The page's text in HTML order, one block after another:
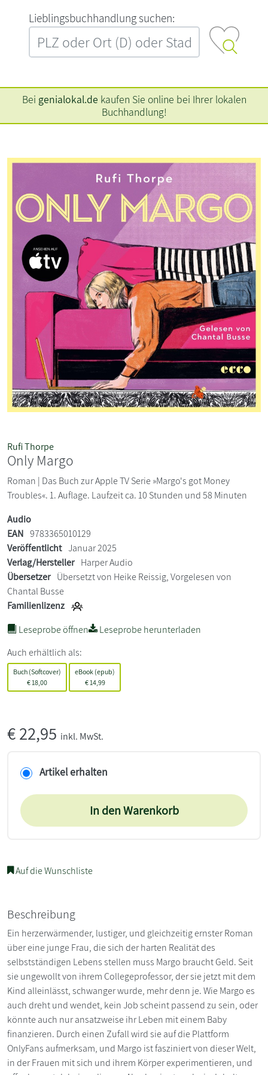
L‍i‍e‍b‍l‍i‍n‍g‍s‍b‍u‍c‍h‍h‍a‍n‍d‍l‍u‍n‍g‍ ‍s‍u‍c‍h‍e‍n‍:‍
Bei genialokal.de kaufen Sie online bei Ihrer lokalen
Buchhandlung!
Rufi Thorpe
Only Margo
Roman | Das Buch zur Apple TV Serie »Margo's got Money
Troubles«. 1. Auflage. Laufzeit ca. 10 Stunden und 58 Minuten
Audio
EAN 9783365010129
Veröffentlicht Januar 2025
Verlag/Hersteller Harper Audio
Übersetzer Übersetzt von Heike Reissig, Vorgelesen von
Chantal Busse
Familienlizenz
Leseprobe öffnen
Leseprobe herunterladen
Auch erhältlich als:
Buch (Softcover)
€ 18,00
eBook (epub)
€14,99
€22,95 inkl. MwSt.
Artikel erhalten
In den Warenkorb
Auf die Wunschliste
Beschreibung
Ein herzerwärmender, lustiger, und gleichzeitig ernster Roman
über eine junge Frau, die sich der harten Realität des
selbstständigen Lebens stellen muss Margo braucht Geld. Seit
sie ungewollt von ihrem Collegeprofessor, der sie jetzt mit dem
Kind alleinlässt, schwanger wurde, mehr denn je. Wie Margo es
auch dreht und wendet, kein Job scheint passend zu sein, oder
könnte auch nur ansatzweise ihr Leben mit einem Baby
finanzieren. Durch einen Zufall wird sie auf die Plattform
OnlyFans aufmerksam, und Margo ist fasziniert von dieser Welt,
in der Frauen mit sich und ihrem Körper experimentieren, und